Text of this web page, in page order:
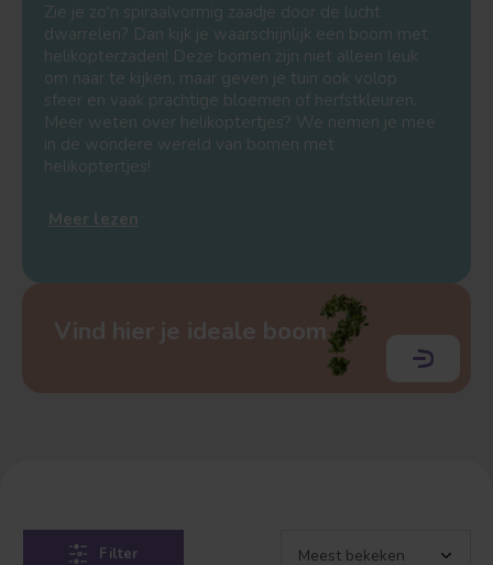
Zie je zo'n spiraalvormig zaadje door de lucht
dwarrelen? Dan kijk je waarschijnlijk een boom met
helikopterzaden! Deze bomen zijn niet alleen leuk
om naar te kijken, maar geven je tuin ook volop
sfeer en vaak prachtige bloemen of herfstkleuren.
Meer weten over helikoptertjes? We nemen je mee
in de wondere wereld van bomen met
helikoptertjes!
Meer lezen
Filter